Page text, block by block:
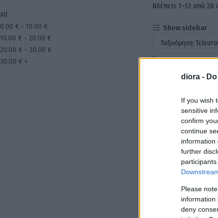
diora -
If you wish
sensitive
confirm
continue
information
further
Please
information
deny
All
0.00 € - 10.00 €
10.00 € - 20.00 €
20.00 € - 30.00 €
30.00 € +
Βλέπετε 1–12 από 26
Show sidebar
Κολιέ